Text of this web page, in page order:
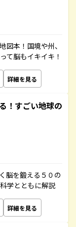
図本！国境や州、
て脳もイキイキ！
詳細を見る
！すごい地球の
脳を鍛える５０の
学とともに解説
詳細を見る